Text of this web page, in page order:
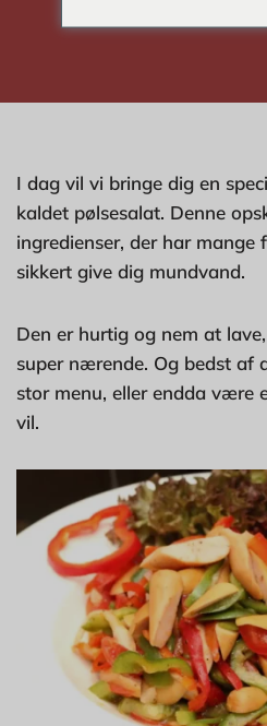
I dag vil vi bringe dig en
kaldet pølsesalat. Denne
ingredienser, der har mange
sikkert give dig mundvand.
Den er hurtig og nem at
super nærende. Og bedst af
stor menu, eller endda være
vil.